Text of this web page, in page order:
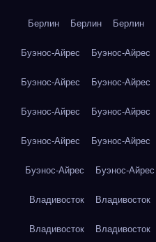
Берлин Берлин Берлин
Буэнос-Айрес Буэнос-Айрес
Буэнос-Айрес Буэнос-Айрес
Буэнос-Айрес Буэнос-Айрес
Буэнос-Айрес Буэнос-Айрес
Буэнос-Айрес Буэнос-Айрес
Владивосток Владивосток
Владивосток Владивосток